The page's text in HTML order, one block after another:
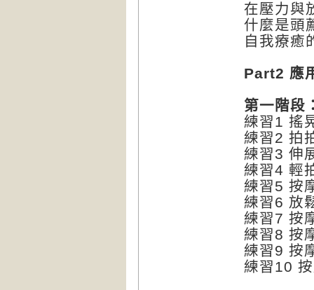
在壓力與
什麼是頭
自我療癒
Part2 應
第一階段
練習1 搖
練習2 拍
練習3 伸
練習4 輕
練習5 按
練習6 放
練習7 按
練習8 按
練習9 按
練習10